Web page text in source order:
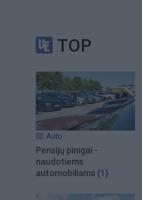
TOP
Auto
Pensijų pinigai -
naudotiems
automobiliams (1)